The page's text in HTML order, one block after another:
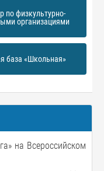
по физкультурно-
организациями
база «Школьная»
на Всероссийском